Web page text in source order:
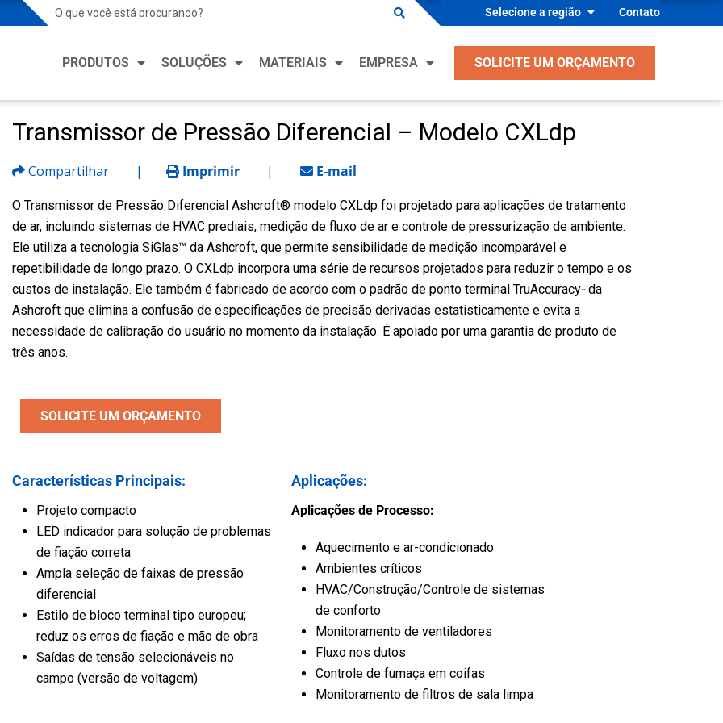
Mercados de Processo
Petroquímico e Químico
Alimentos e Bebidas
Mineração e Metalurgia
Farmacêutica e Biotecnologia
Água e Esgoto
Mercados Industriais
Aquecimento, Ventilação, Ar Condicionado e
Saúde e Segurança Médica
Fabricantes de Equipamentos de Processo
Semicondutor
Veículos
Selecione a região Contato
SOLICITE UM ORÇAMENTO
PRODUTOS SOLUÇÕES
Soluções para Indústria de Processo
Mercados de Processo
Petroquímico e Químico
Alimentos e Bebidas
Mineração e Metalurgia
Petróleo e Gás
Farmacêutica e Biotecnologia
Energia
Soluções para OEM
Mercados Industriais
Aquecimento, Ventilação, Ar Condicionado e
Refrigeração
Fabricantes de Equipamentos Industriais
Saúde e Segurança Médica
Fabricantes de Equipamentos de Processo
Semicondutor
MATERIAIS EMPRESA
Transmissor de Pressão Diferencial – Modelo CXLdp
Compartilhar | Imprimir | E-mail
O Transmissor de Pressão Diferencial Ashcroft® modelo CXLdp foi projetado para aplicações de tratamento
de ar, incluindo sistemas de HVAC prediais, medição de fluxo de ar e controle de pressurização de ambiente.
Ele utiliza a tecnologia SiGlas™ da Ashcroft, que permite sensibilidade de medição incomparável e
repetibilidade de longo prazo. O CXLdp incorpora uma série de recursos projetados para reduzir o tempo e os
custos de instalação. Ele também é fabricado de acordo com o padrão de ponto terminal TruAccuracy™ da
Ashcroft que elimina a confusão de especificações de precisão derivadas estatisticamente e evita a
necessidade de calibração do usuário no momento da instalação. É apoiado por uma garantia de produto de
três anos.
SOLICITE UM ORÇAMENTO
Características Principais:
Projeto compacto
LED indicador para solução de problemas
de fiação correta
Ampla seleção de faixas de pressão
diferencial
Estilo de bloco terminal tipo europeu;
reduz os erros de fiação e mão de obra
Saídas de tensão selecionáveis no
campo (versão de voltagem)
Aplicações:
Aplicações de Processo:
Aquecimento e ar-condicionado
Ambientes críticos
HVAC/Construção/Controle de sistemas
de conforto
Monitoramento de ventiladores
Fluxo nos dutos
Controle de fumaça em coifas
Monitoramento de filtros de sala limpa